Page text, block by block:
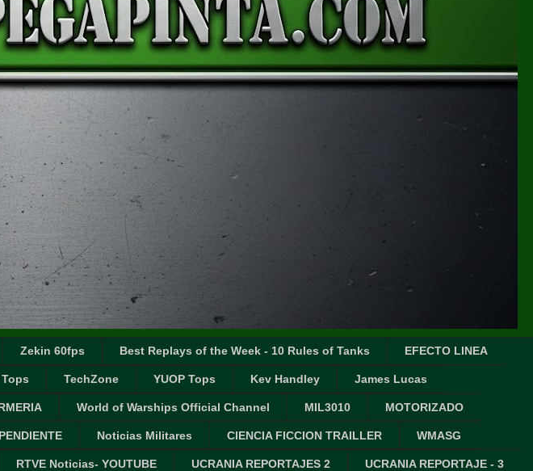
Zekin 60fps Best Replays of the Week - 10 Rules of Tanks EFECTO LINEA
TechZone YUOP Tops Kev Handley James Lucas
World of Warships Official Channel MIL3010 MOTORIZADO
Noticias Militares CIENCIA FICCION TRAILLER WMASG
RTVE Noticias- YOUTUBE UCRANIA REPORTAJES 2 UCRANIA REPORTAJE - 3